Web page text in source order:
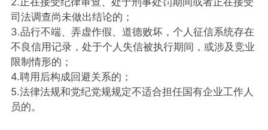
司法调查尚未做出结论的；
3.品行不端、弄虚作假、道德败坏，个人征信系统存在
不良信用记录，处于个人失信被执行期间，或涉及竞业
限制情形的；
4.聘用后构成回避关系的；
5.法律法规和党纪党规规定不适合担任国有企业工作人
员的。